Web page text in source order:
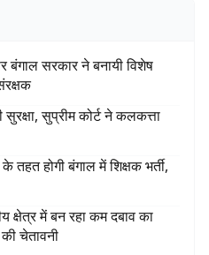
बंगाल सरकार ने बनायी विशेष
सुप्रीम कोर्ट ने कलकत्ता
तहत होगी बंगाल में शिक्षक भर्ती,
क्षेत्र में बन रहा कम दबाव का
चेतावनी